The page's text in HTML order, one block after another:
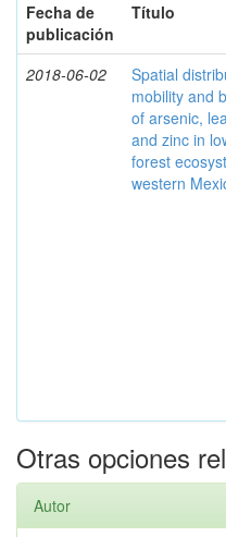
Fecha de
publicación
Título
2018-06-02
Spatial
mobility and
of arsenic,
and zinc in
forest
western
Otras opciones
Autor